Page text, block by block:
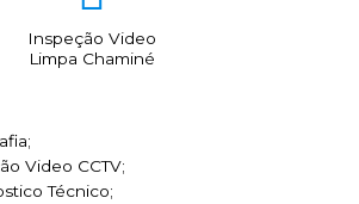
Inspeção Video
Limpa Chaminé
Video CCTV;
Técnico;